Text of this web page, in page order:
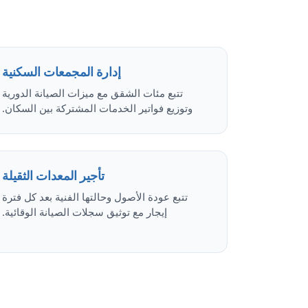
إدارة المجمعات السكنية
تتبع مئات الشقق مع ميزات الصيانة الدورية
وتوزيع فواتير الخدمات المشتركة بين السكان.
تأجير المعدات الثقيلة
تتبع عودة الأصول وحالتها الفنية بعد كل فترة
إيجار مع توثيق سجلات الصيانة الوقائية.